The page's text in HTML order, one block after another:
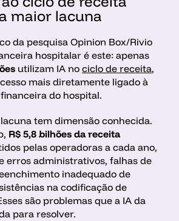
maior lacuna
da pesquisa Opinion Box/Rivio
utilizam IA no ciclo de receita,
mais diretamente ligado à
do hospital.
tem dimensão conhecida.
R$ 5,8 bilhões da receita
pelas operadoras a cada ano,
erros administrativos, falhas de
inadequado de
na codificação de
são problemas que a IA da
para resolver.